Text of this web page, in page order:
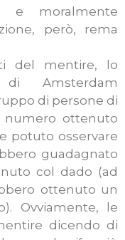
e moralmente
però, rema
del mentire, lo
di Amsterdam
di persone di
ottenuto
potuto osservare
guadagnato
col dado (ad
ottenuto un
Ovviamente, le
dicendo di